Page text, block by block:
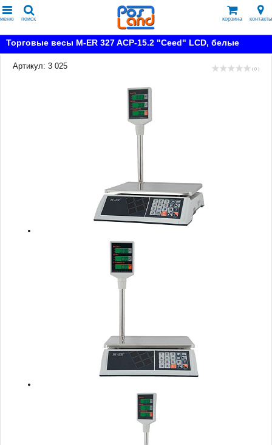
меню поиск корзина контакты
Торговые весы M-ER 327 ACP-15.2 "Ceed" LCD, белые
Артикул: 3 025 ( 0 )